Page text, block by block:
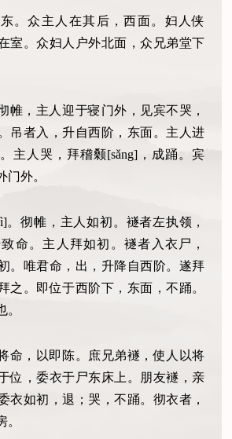
。众主人在其后，西面。妇人侠
室。众妇人户外北面，众兄弟堂下
帷，主人迎于寝门外，见宾不哭，
吊者入，升自西阶，东面。主人进
主人哭，拜稽颡[sǎng]，成踊。宾
门外。
。彻帷，主人如初。襚者左执领，
命。主人拜如初。襚者入衣尸，
。唯君命，出，升降自西阶。遂拜
之。即位于西阶下，东面，不踊。
命，以即陈。庶兄弟襚，使人以将
位，委衣于尸东床上。朋友襚，亲
衣如初，退；哭，不踊。彻衣者，